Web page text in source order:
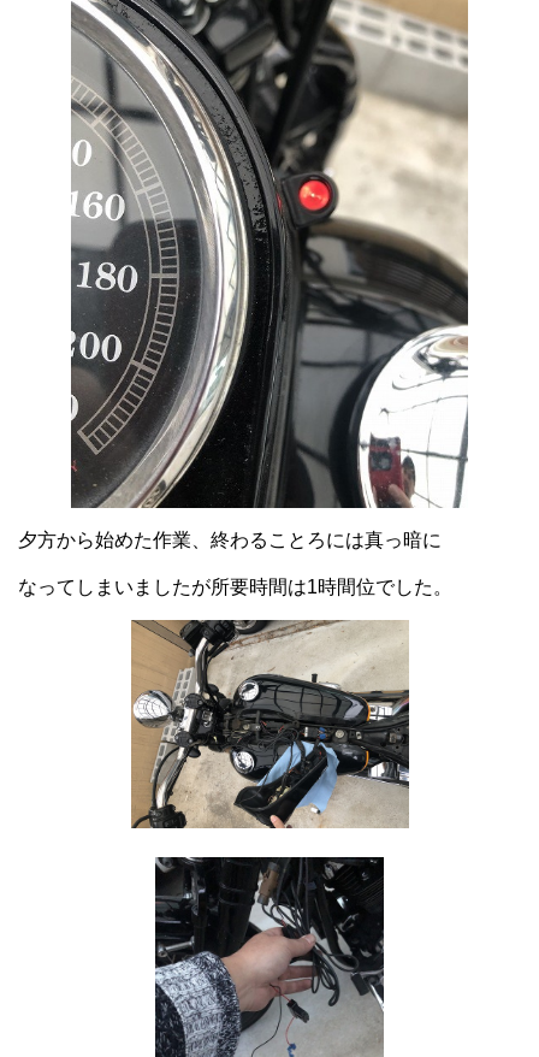
夕方から始めた作業、終わることろには真っ暗に
なってしまいましたが所要時間は1時間位でした。